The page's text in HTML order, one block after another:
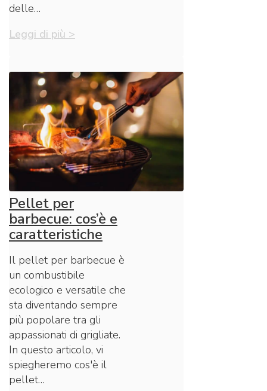
delle…
Leggi di più >
Pellet per
barbecue: cos’è e
caratteristiche
Il pellet per barbecue è
un combustibile
ecologico e versatile che
sta diventando sempre
più popolare tra gli
appassionati di grigliate.
In questo articolo, vi
spiegheremo cos'è il
pellet…